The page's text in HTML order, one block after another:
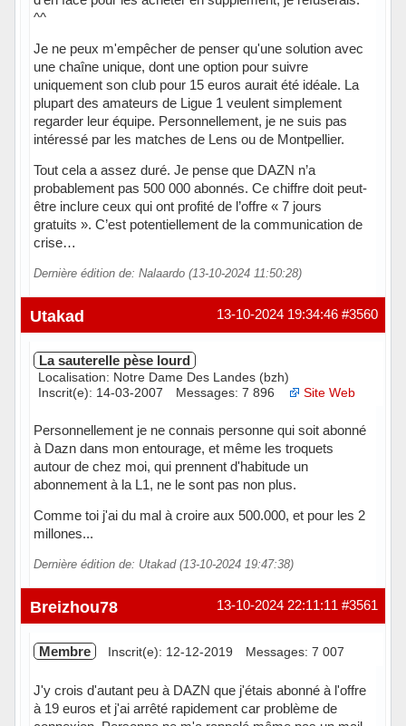
^^
Je ne peux m'empêcher de penser qu'une solution avec
une chaîne unique, dont une option pour suivre
uniquement son club pour 15 euros aurait été idéale. La
plupart des amateurs de Ligue 1 veulent simplement
regarder leur équipe. Personnellement, je ne suis pas
intéressé par les matches de Lens ou de Montpellier.
Tout cela a assez duré. Je pense que DAZN n’a
probablement pas 500 000 abonnés. Ce chiffre doit peut-
être inclure ceux qui ont profité de l’offre « 7 jours
gratuits ». C’est potentiellement de la communication de
crise…
Dernière édition de: Nalaardo (13-10-2024 11:50:28)
Hors ligne #3560
13-10-2024 19:34:46
Utakad
La sauterelle pèse lourd
Localisation: Notre Dame Des Landes (bzh)
Inscrit(e): 14-03-2007
Messages: 7 896 Site Web
Personnellement je ne connais personne qui soit abonné
à Dazn dans mon entourage, et même les troquets
autour de chez moi, qui prennent d'habitude un
abonnement à la L1, ne le sont pas non plus.
Comme toi j'ai du mal à croire aux 500.000, et pour les 2
millones...
Dernière édition de: Utakad (13-10-2024 19:47:38)
Hors ligne #3561
13-10-2024 22:11:11
Breizhou78
Membre Inscrit(e): 12-12-2019 Messages: 7 007
J'y crois d'autant peu à DAZN que j'étais abonné à l'offre
à 19 euros et j'ai arrêté rapidement car problème de